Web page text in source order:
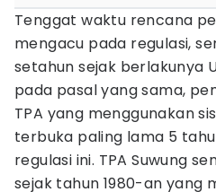
Tenggat waktu rencana
mengacu pada regulasi,
setahun sejak berlakunya
pada pasal yang sama,
TPA yang menggunakan
terbuka paling lama 5
regulasi ini. TPA Suwung
sejak tahun 1980-an yang